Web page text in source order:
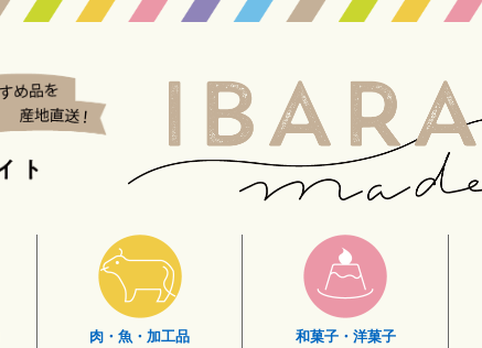
肉・魚・加工品 和菓子・洋菓子